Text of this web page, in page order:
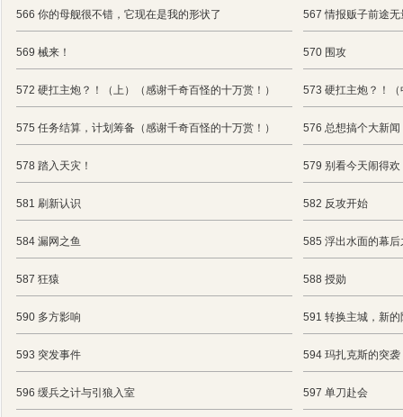
566 你的母舰很不错，它现在是我的形状了 567 情报贩子前途无
569 械来！ 570 围攻
572 硬扛主炮？！（上）（感谢千奇百怪的十万赏！） 573 硬扛主炮？！（
575 任务结算，计划筹备（感谢千奇百怪的十万赏！） 576 总想搞个大新闻
578 踏入天灾！ 579 别看今天闹得
581 刷新认识 582 反攻开始
584 漏网之鱼 585 浮出水面的幕后
587 狂猿 588 授勋
590 多方影响 591 转换主城，新
593 突发事件 594 玛扎克斯的突袭
596 缓兵之计与引狼入室 597 单刀赴会